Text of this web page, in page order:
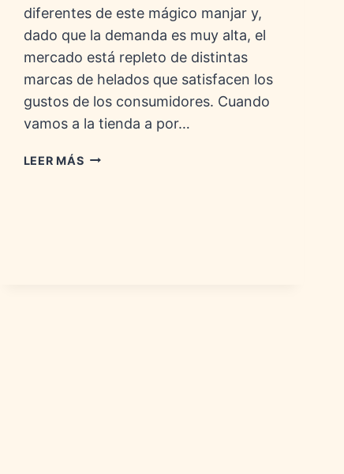
diferentes de este mágico manjar y,
dado que la demanda es muy alta, el
mercado está repleto de distintas
marcas de helados que satisfacen los
gustos de los consumidores. Cuando
vamos a la tienda a por…
LEER MÁSMARCAS